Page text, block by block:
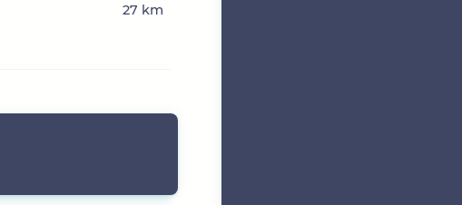
27 km